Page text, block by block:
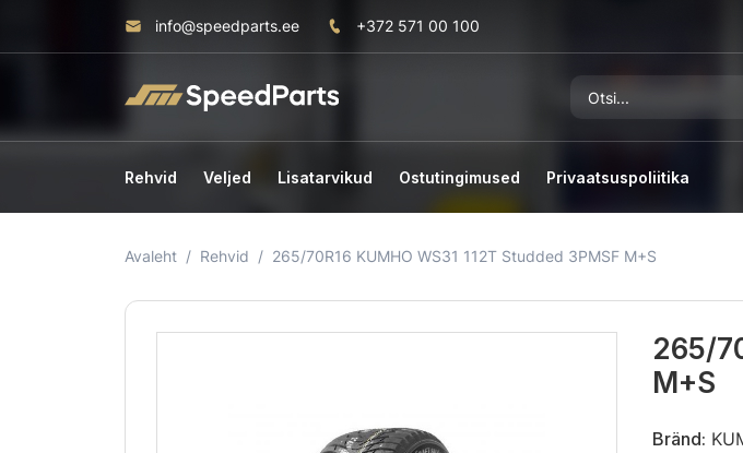
info@speedparts.ee +372 571 00 100
Rehvid Veljed Lisatarvikud Ostutingimused Privaatsuspoliitika
Avaleht Rehvid 265/70R16 KUMHO WS31 112T Studded 3PMSF M+S
265/
M+S
Bränd: